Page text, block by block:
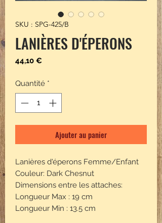
SKU : SPG-425/B
LANIÈRES D'ÉPERONS
44,10 €Prix
Quantité *
Ajouter au panier
Lanières d'éperons Femme/Enfant
Couleur: Dark Chesnut
Dimensions entre les attaches:
Longueur Max : 19 cm
Longueur Min : 13.5 cm